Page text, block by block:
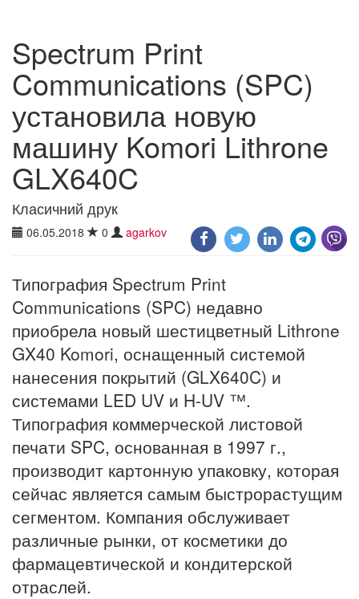
Spectrum Print
Communications (SPC)
установила новую
машину Komori Lithrone
GLX640C
Класичний друк
06.05.2018 0 agarkov
Типография Spectrum Print
Communications (SPC) недавно
приобрела новый шестицветный Lithrone
GX40 Komori, оснащенный системой
нанесения покрытий (GLX640C) и
системами LED UV и H-UV ™.
Типография коммерческой листовой
печати SPC, основанная в 1997 г.,
производит картонную упаковку, которая
сейчас является самым быстрорастущим
сегментом. Компания обслуживает
различные рынки, от косметики до
фармацевтической и кондитерской
отраслей.